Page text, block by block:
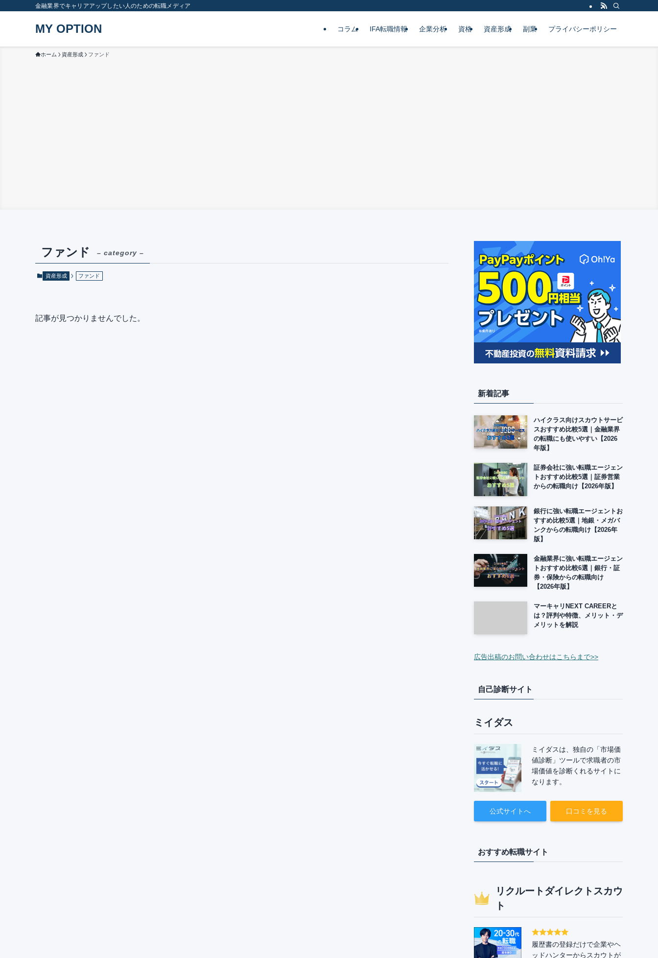
金融業界でキャリアアップしたい人のための転職メディア
MY OPTION コラム IFA転職情報 企業分析 資格 資産形成 副業 プライバシーポリシー
ホーム 資産形成 ファンド
ファンド – category –
資産形成 ファンド
記事が見つかりませんでした。
新着記事
ハイクラス向けスカウトサービ
スおすすめ比較5選｜金融業界
の転職にも使いやすい【2026
年版】
証券会社に強い転職エージェン
トおすすめ比較5選｜証券営業
からの転職向け【2026年版】
銀行に強い転職エージェントお
すすめ比較5選｜地銀・メガバ
ンクからの転職向け【2026年
版】
金融業界に強い転職エージェン
トおすすめ比較6選｜銀行・証
券・保険からの転職向け
【2026年版】
マーキャリNEXT CAREERと
は？評判や特徴、メリット・デ
メリットを解説
広告出稿のお問い合わせはこちらまで>>
自己診断サイト
ミイダス
ミイダスは、独自の「市場価
値診断」ツールで求職者の市
場価値を診断くれるサイトに
なります。
公式サイトへ 口コミを見る
おすすめ転職サイト
リクルートダイレクトスカウ
ト
履歴書の登録だけで企業やヘ
ッドハンターからスカウトが